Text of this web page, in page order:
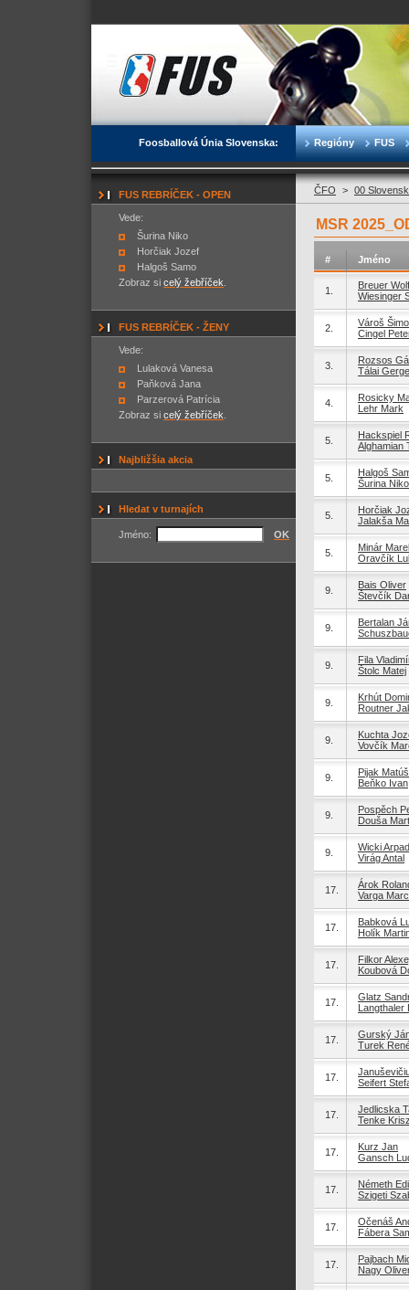
Foosballová Únia Slovenska: Regióny FUS
FUS REBRÍČEK - OPEN
Vede:
Šurina Niko
Horčiak Jozef
Halgoš Samo
Zobraz si celý žebříček
FUS REBRÍČEK - ŽENY
Vede:
Lulaková Vanesa
Paňková Jana
Parzerová Patrícia
Zobraz si celý žebříček
Najbližšia akcia
Hledat v turnajích
Jméno: OK
ČFO > 00
MSR
# Jméno
1.
Breuer
Wiesinger
2.
Vároš
Cingel
3.
Rozsos
Tálai
4.
Rosicky
Lehr Mark
5.
Hackspiel
Alghamian
5.
Halgoš
Šurina Niko
5.
Horčiak
Jalakša
5.
Minár
Oravčík
9.
Bais Oliver
Števčík
9.
Bertalan
9.
Fila
Štolc Matej
9.
Krhút
Routner
9.
Kuchta
Vovčík
9.
Pijak Matúš
Beňko Ivan
9.
Pospěch
Douša
9.
Wicki Arpad
Virág Antal
17.
Árok
Varga
17.
Babková
Holík
17.
Filkor
Koubová
17.
Glatz
Langthaler
17.
Gurský
Turek
17.
Seifert
17.
Jedlicska
Tenke
17.
Kurz Jan
Gansch
17.
Németh
Szigeti
17.
Očenáš
Fábera
17.
Pajbach
Nagy